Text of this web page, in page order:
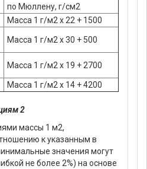
по Мюллену, г/см2
Масса 1 г/м2 х 22 + 1500
Масса 1 г/м2 х 30 + 500
Масса 1 г/м2 х 19 + 2700
Масса 1 г/м2 х 14 + 4200
2
массы 1 м2,
к указанным в
значения могут
не более 2%) на основе